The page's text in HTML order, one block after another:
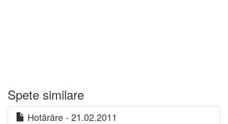
Spete similare
Hotărâre - 21.02.2011